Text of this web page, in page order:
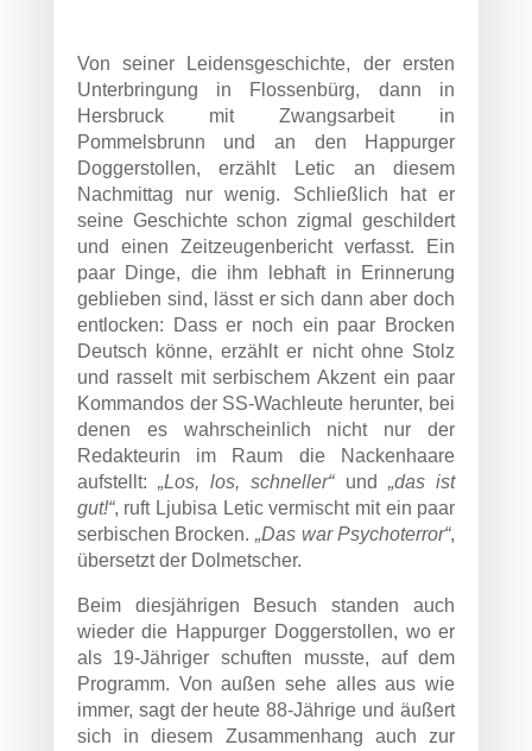
Von seiner Leidensgeschichte, der ersten
Unterbringung in Flossenbürg, dann in
Hersbruck mit Zwangsarbeit in
Pommelsbrunn und an den Happurger
Doggerstollen, erzählt Letic an diesem
Nachmittag nur wenig. Schließlich hat er
seine Geschichte schon zigmal geschildert
und einen Zeitzeugenbericht verfasst. Ein
paar Dinge, die ihm lebhaft in Erinnerung
geblieben sind, lässt er sich dann aber doch
entlocken: Dass er noch ein paar Brocken
Deutsch könne, erzählt er nicht ohne Stolz
und rasselt mit serbischem Akzent ein paar
Kommandos der SS-Wachleute herunter, bei
denen es wahrscheinlich nicht nur der
Redakteurin im Raum die Nackenhaare
aufstellt:„Los, los, schneller“und „das ist
gut!“, ruft Ljubisa Letic vermischt mit ein paar
serbischen Brocken. „Das war Psychoterror“,
übersetzt der Dolmetscher.
Beim diesjährigen Besuch standen auch
wieder die Happurger Doggerstollen, wo er
als 19-Jähriger schuften musste, auf dem
Programm. Von außen sehe alles aus wie
immer, sagt der heute 88-Jährige und äußert
sich in diesem Zusammenhang auch zur